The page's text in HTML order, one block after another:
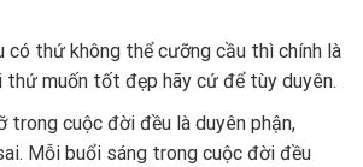
có thứ không thể cưỡng cầu thì chính là
thứ muốn tốt đẹp hãy cứ để tùy duyên.
trong cuộc đời đều là duyên phận,
Mỗi buổi sáng trong cuộc đời đều